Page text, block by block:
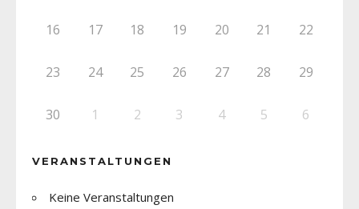
16 17 18 19 20 21 22
23 24 25 26 27 28 29
30 1 2 3 4 5 6
VERANSTALTUNGEN
Keine Veranstaltungen